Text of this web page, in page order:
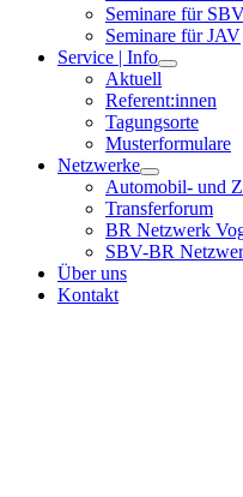
Seminare für
Seminare für JAV
Service | Info
Aktuell
Referent:innen
Tagungsorte
Musterformulare
Netzwerke
Automobil- und
Transferforum
BR Netzwerk
SBV-BR
Über uns
Kontakt